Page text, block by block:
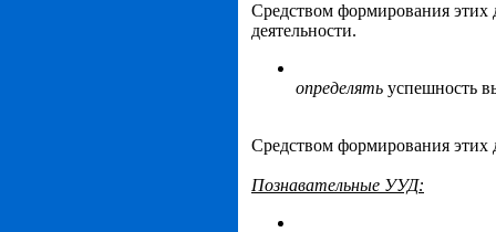
Средством формирования этих
деятельности.
определять успешность
Средством формирования этих
Познавательные УУД: